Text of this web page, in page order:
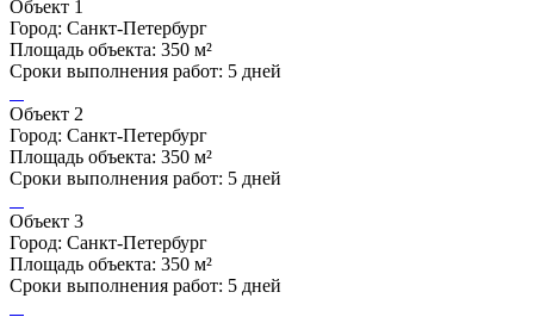
Объект 1
Город: Санкт-Петербург
Площадь объекта: 350 м²
Сроки выполнения работ: 5 дней
Объект 2
Город: Санкт-Петербург
Площадь объекта: 350 м²
Сроки выполнения работ: 5 дней
Объект 3
Город: Санкт-Петербург
Площадь объекта: 350 м²
Сроки выполнения работ: 5 дней